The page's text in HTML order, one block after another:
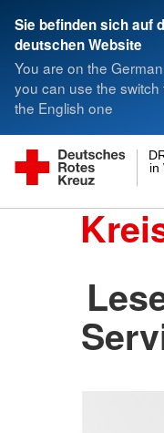
Sie befinden sich auf
deutschen Website
You are on the
you can use the switch
the English one
in